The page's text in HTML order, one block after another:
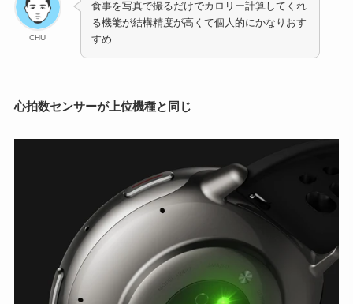
CHU
食事を写真で撮るだけでカロリー計算してくれ
る機能が結構精度が高くて個人的にかなりおす
すめ
心拍数センサーが上位機種と同じ